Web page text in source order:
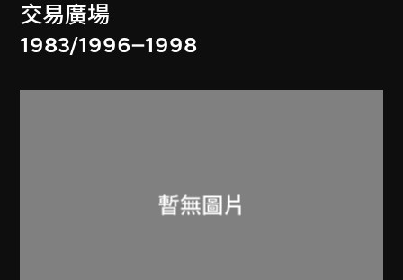
交易廣場
1983/1996–1998